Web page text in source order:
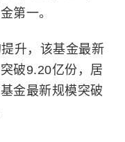
第一。
升，该基金最新
破9.20亿份，居
金最新规模突破